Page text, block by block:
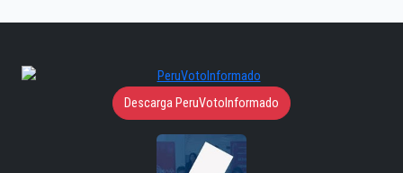
Descarga PeruVotoInformado